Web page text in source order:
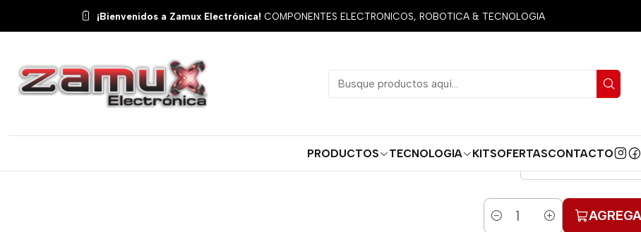
PRODUCTOS TECNOLOGIA KITSOFERTASCONTACTO
¡Bienvenidos a Zamux Electrónica! COMPONENTES ELECTRONICOS, ROBOTICA & TECNOLOGIA
Inicio Productos Herramientas Destornilladores y otros DESTORNILLADOR PERILLERO
O
Cantidad